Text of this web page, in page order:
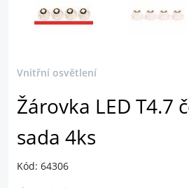
Vnitřní osvětlení
Žárovka LED T4.7
sada 4ks
Kód: 64306